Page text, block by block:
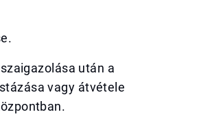
után a
vagy átvétele